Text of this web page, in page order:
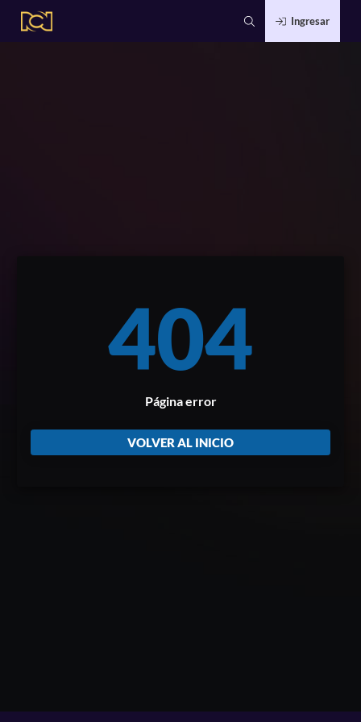
Ingresar
404
Página error
VOLVER AL INICIO